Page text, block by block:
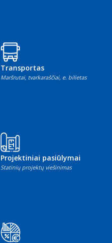
Transportas
Maršrutai, tvarkaraščiai, e. bilietas
Projektiniai pasiūlymai
Statinių projektų viešinimas